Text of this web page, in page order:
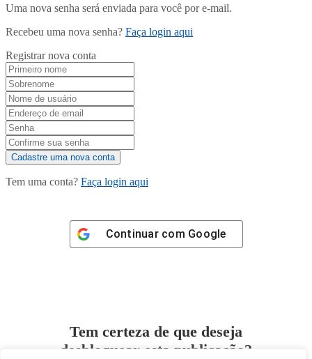
Uma nova senha será enviada para você por e-mail.
Recebeu uma nova senha? Faça login aqui
Registrar nova conta
Tem uma conta? Faça login aqui
Continuar com Google
Tem certeza de que deseja
desbloquear esta publicação?